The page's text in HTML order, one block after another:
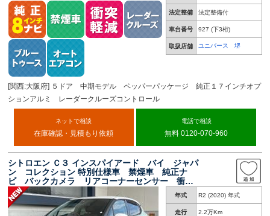
法定整備 法定整備付
車台番号 927 (下3桁)
取扱店舗 ユニバース 堺
[関西:大阪府] ５ドア 中期モデル ペッパーパッケージ 純正１７インチオプ
ションアルミ レーダークルーズコントロール
ネットで相談
在庫確認・見積もり依頼
電話で相談
無料 0120-070-960
シトロエン Ｃ３ インスパイアード バイ ジャパ
ン コレクション 特別仕様車 禁煙車 純正ナ
ビ バックカメラ リアコーナーセンサー 衝突
軽減システム 車線逸脱警告システム ブライン
ドスポット ＥＴＣ車載器 ｂｌｕｅｔｏｏｔｈ
接続 クルーズコントロール オートライト
年式 R2 (2020) 年式
走行 2.2万Km